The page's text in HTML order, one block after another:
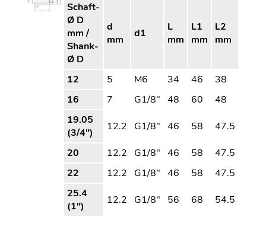
Schaft-
Ø D
mm /
Shank-
Ø D
d
mm
d1
L
mm
L1
mm
L2
mm
12 5 M6 34 46
38
16
7 G1/8″ 48 60
48
19.05
(3/4″)
12.2 G1/8″ 46 58 47.5
20 12.2 G1/8″ 46 58
47.5
22
12.2 G1/8″ 46 58
47.5
25.4
(1″)
12.2 G1/8″ 56 68 54.5